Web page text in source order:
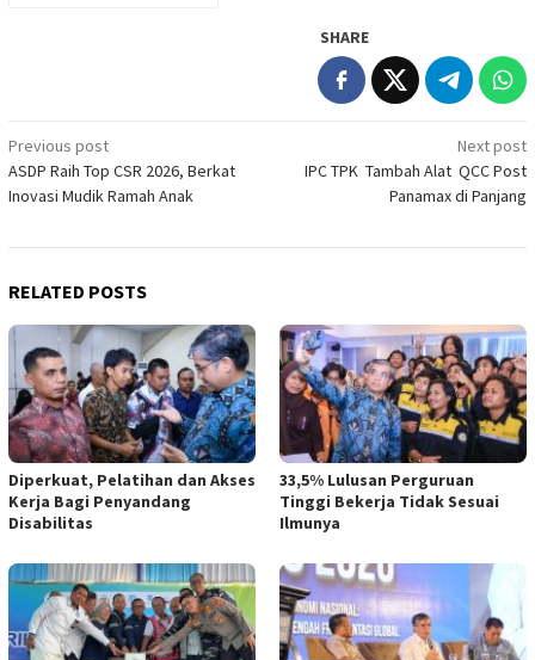
SHARE
Post
navigation
Previous post
ASDP Raih Top CSR 2026, Berkat
Inovasi Mudik Ramah Anak
Next post
IPC TPK Tambah Alat QCC Post
Panamax di Panjang
RELATED POSTS
Diperkuat, Pelatihan dan Akses
Kerja Bagi Penyandang
Disabilitas
33,5% Lulusan Perguruan
Tinggi Bekerja Tidak Sesuai
Ilmunya